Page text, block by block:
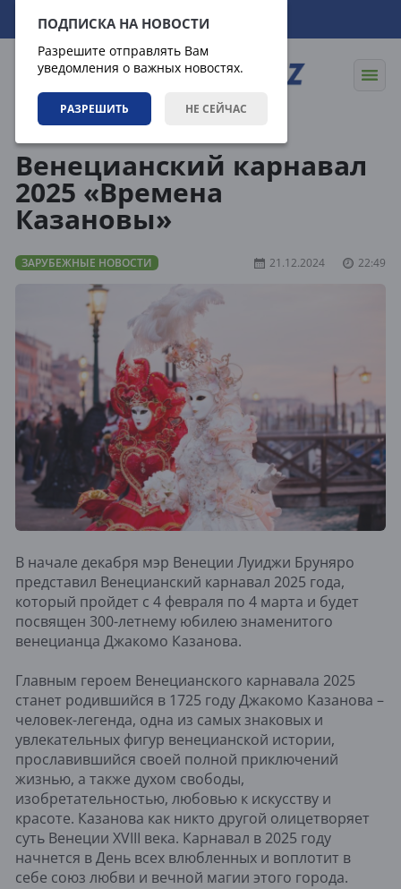
ПОДПИСКА НА НОВОСТИ
Разрешите отправлять Вам
уведомления о важных новостях.
РАЗРЕШИТЬ НЕ СЕЙЧАС
07.08.2026 03:08:50
Венецианский карнавал
2025 «Времена
Казановы»
ЗАРУБЕЖНЫЕ НОВОСТИ 21.12.2024 22:49
В начале декабря мэр Венеции Луиджи Бруняро
представил Венецианский карнавал 2025 года,
который пройдет с 4 февраля по 4 марта и будет
посвящен 300-летнему юбилею знаменитого
венецианца Джакомо Казанова.
Главным героем Венецианского карнавала 2025
станет родившийся в 1725 году Джакомо Казанова –
человек-легенда, одна из самых знаковых и
увлекательных фигур венецианской истории,
прославившийся своей полной приключений
жизнью, а также духом свободы,
изобретательностью, любовью к искусству и
красоте. Казанова как никто другой олицетворяет
суть Венеции XVIII века. Карнавал в 2025 году
начнется в День всех влюбленных и воплотит в
себе союз любви и вечной магии этого города.